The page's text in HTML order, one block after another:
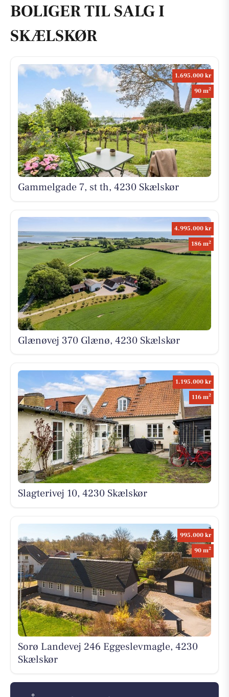
BOLIGER TIL SALG I
SKÆLSKØR
1.695.000 kr
90 m2
Gammelgade 7, st th, 4230 Skælskør
4.995.000 kr
186 m2
Glænøvej 370 Glænø, 4230 Skælskør
1.195.000 kr
116 m2
Slagterivej 10, 4230 Skælskør
995.000 kr
90 m2
Sorø Landevej 246 Eggeslevmagle, 4230
Skælskør